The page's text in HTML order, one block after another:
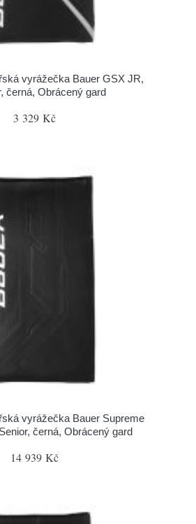
vyrážečka Bauer GSX JR,
černá, Obrácený gard
3 329 Kč
vyrážečka Bauer Supreme
černá, Obrácený gard
14 939 Kč